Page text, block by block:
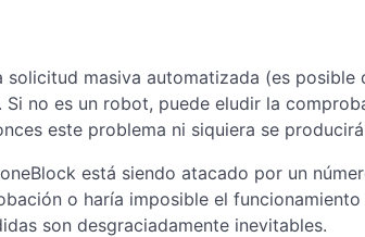
masiva automatizada (es
no es un robot, puede eludir la
este problema ni siquiera se
está siendo atacado por un
o haría imposible el
son desgraciadamente inevitables.